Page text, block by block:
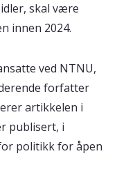
skal være
innen 2024.
ved NTNU,
forfatter
artikkelen i
publisert, i
politikk for åpen